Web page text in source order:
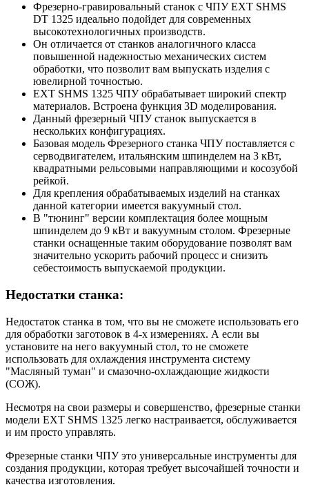
Фрезерно-гравировальный станок с ЧПУ EXT SHMS
DT 1325 идеально подойдет для современных
высокотехнологичных производств.
Он отличается от станков аналогичного класса
повышенной надежностью механических систем
обработки, что позволит вам выпускать изделия с
ювелирной точностью.
EXT SHMS 1325 ЧПУ обрабатывает широкий спектр
материалов. Встроена функция 3D моделирования.
Данный фрезерный ЧПУ станок выпускается в
нескольких конфигурациях.
Базовая модель Фрезерного станка ЧПУ поставляется с
серводвигателем, итальянским шпинделем на 3 кВт,
квадратными рельсовыми направляющими и косозубой
рейкой.
Для крепления обрабатываемых изделий на станках
данной категории имеется вакуумный стол.
В "тюнинг" версии комплектация более мощным
шпинделем до 9 кВт и вакуумным столом. Фрезерные
станки оснащенные таким оборудование позволят вам
значительно ускорить рабочий процесс и снизить
себестоимость выпускаемой продукции.
Недостатки станка:
Недостаток станка в том, что вы не сможете использовать его
для обработки заготовок в 4-х измерениях. А если вы
установите на него вакуумный стол, то не сможете
использовать для охлаждения инструмента систему
"Масляный туман" и смазочно-охлаждающие жидкости
(СОЖ).
Несмотря на свои размеры и совершенство, фрезерные станки
модели EXT SHMS 1325 легко настраивается, обслуживается
и им просто управлять.
Фрезерные станки ЧПУ это универсальные инструменты для
создания продукции, которая требует высочайшей точности и
качества изготовления.